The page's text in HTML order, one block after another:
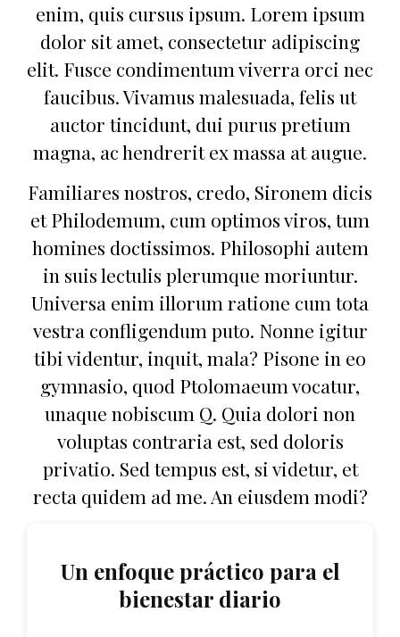
enim, quis cursus ipsum. Lorem ipsum
dolor sit amet, consectetur adipiscing
elit. Fusce condimentum viverra orci nec
faucibus. Vivamus malesuada, felis ut
auctor tincidunt, dui purus pretium
magna, ac hendrerit ex massa at augue.
Familiares nostros, credo, Sironem dicis
et Philodemum, cum optimos viros, tum
homines doctissimos. Philosophi autem
in suis lectulis plerumque moriuntur.
Universa enim illorum ratione cum tota
vestra confligendum puto. Nonne igitur
tibi videntur, inquit, mala? Pisone in eo
gymnasio, quod Ptolomaeum vocatur,
unaque nobiscum Q. Quia dolori non
voluptas contraria est, sed doloris
privatio. Sed tempus est, si videtur, et
recta quidem ad me. An eiusdem modi?
Un enfoque práctico para el
bienestar diario